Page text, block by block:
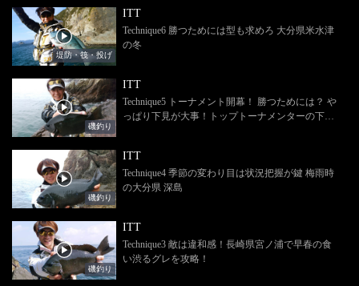
堤防・筏・投げ
ITT
Technique6 勝つためには型も求めろ 大分県米水津
の冬
磯釣り
ITT
Technique5 トーナメント開幕！ 勝つためには？ や
っぱり下見が大事！トップトーナメンターの下見
磯釣り
ITT
Technique4 季節の変わり目は状況把握が鍵 梅雨時
の大分県 深島
磯釣り
ITT
Technique3 敵は違和感！長崎県宮ノ浦で早春の食
い渋るグレを攻略！